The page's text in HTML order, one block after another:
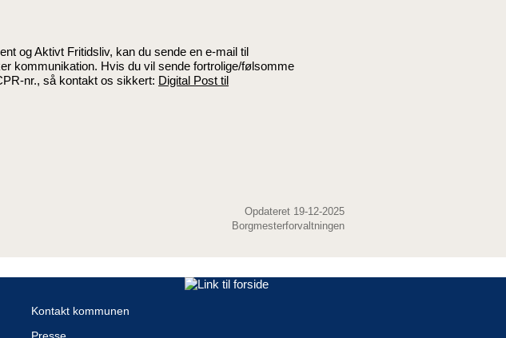
og Aktivt Fritidsliv, kan du sende en e-mail til
kommunikation. Hvis du vil sende fortrolige/følsomme
nr., så kontakt os sikkert: Digital Post til
Opdateret 19-12-2025
Borgmesterforvaltningen
Kontakt kommunen
Presse